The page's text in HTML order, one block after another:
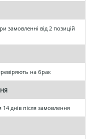
замовленні від 2 позицій
на брак
днів після замовлення